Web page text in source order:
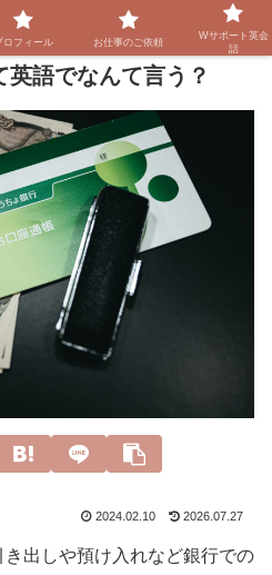
語でなんて言う？
2024.02.10 2026.07.27
出しや預け入れなど銀行での
ロフィール お仕事のご依頼
Wサポート英会
話